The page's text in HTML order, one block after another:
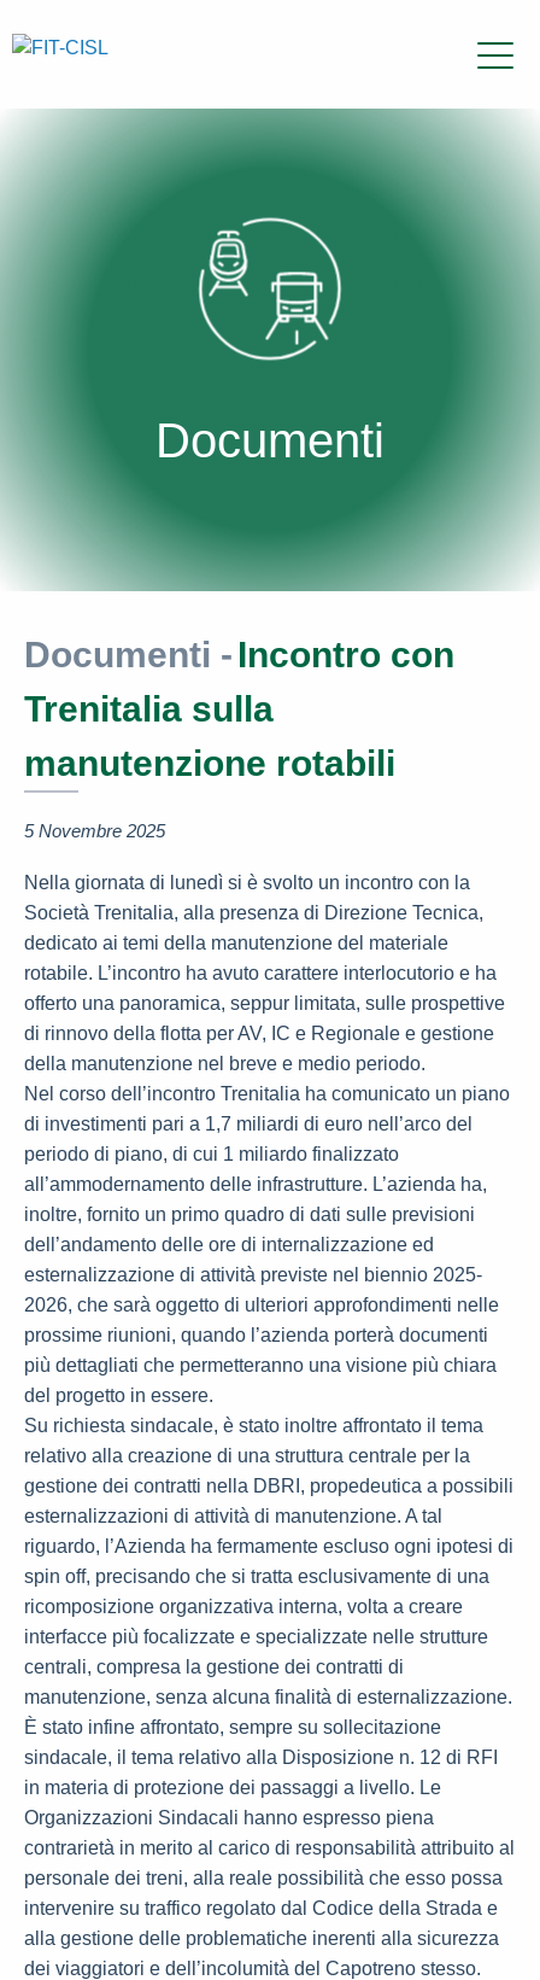
Documenti
Documenti - Incontro con
Trenitalia sulla
manutenzione rotabili
5 Novembre 2025
Nella giornata di lunedì si è svolto un incontro con la
Società Trenitalia, alla presenza di Direzione Tecnica,
dedicato ai temi della manutenzione del materiale
rotabile. L’incontro ha avuto carattere interlocutorio e ha
offerto una panoramica, seppur limitata, sulle prospettive
di rinnovo della flotta per AV, IC e Regionale e gestione
della manutenzione nel breve e medio periodo.
Nel corso dell’incontro Trenitalia ha comunicato un piano
di investimenti pari a 1,7 miliardi di euro nell’arco del
periodo di piano, di cui 1 miliardo finalizzato
all’ammodernamento delle infrastrutture. L’azienda ha,
inoltre, fornito un primo quadro di dati sulle previsioni
dell’andamento delle ore di internalizzazione ed
esternalizzazione di attività previste nel biennio 2025-
2026, che sarà oggetto di ulteriori approfondimenti nelle
prossime riunioni, quando l’azienda porterà documenti
più dettagliati che permetteranno una visione più chiara
del progetto in essere.
Su richiesta sindacale, è stato inoltre affrontato il tema
relativo alla creazione di una struttura centrale per la
gestione dei contratti nella DBRI, propedeutica a possibili
esternalizzazioni di attività di manutenzione. A tal
riguardo, l’Azienda ha fermamente escluso ogni ipotesi di
spin off, precisando che si tratta esclusivamente di una
ricomposizione organizzativa interna, volta a creare
interfacce più focalizzate e specializzate nelle strutture
centrali, compresa la gestione dei contratti di
manutenzione, senza alcuna finalità di esternalizzazione.
È stato infine affrontato, sempre su sollecitazione
sindacale, il tema relativo alla Disposizione n. 12 di RFI
in materia di protezione dei passaggi a livello. Le
Organizzazioni Sindacali hanno espresso piena
contrarietà in merito al carico di responsabilità attribuito al
personale dei treni, alla reale possibilità che esso possa
intervenire su traffico regolato dal Codice della Strada e
alla gestione delle problematiche inerenti alla sicurezza
dei viaggiatori e dell’incolumità del Capotreno stesso.